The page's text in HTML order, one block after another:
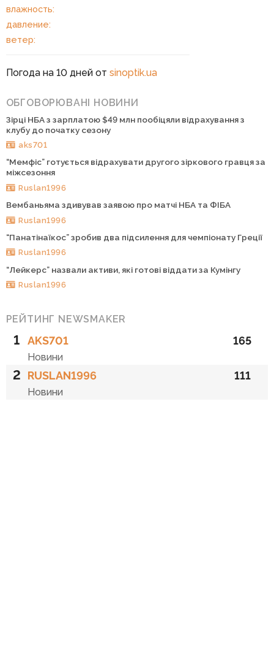
влажность:
давление:
ветер:
Погода на 10 дней от sinoptik.ua
ОБГОВОРЮВАНІ НОВИНИ
Зірці НБА з зарплатою $49 млн пообіцяли відрахування з
клубу до початку сезону
aks701
“Мемфіс” готується відрахувати другого зіркового гравця за
міжсезоння
Ruslan1996
Вембаньяма здивував заявою про матчі НБА та ФІБА
Ruslan1996
“Панатінаїкос” зробив два підсилення для чемпіонату Греції
Ruslan1996
“Лейкерс” назвали активи, які готові віддати за Кумінгу
Ruslan1996
РЕЙТИНГ NEWSMAKER
1 AKS701
Новини
165
2 RUSLAN1996
Новини
111